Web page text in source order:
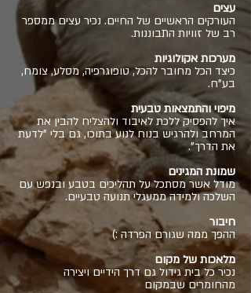
עצים
העורקים הראשיים של החיים. נכיר עצים ממספר
רב של זוויות התבוננות.
מערכות אקולוגיות
כיצד הכל מחובר להכל, טופוגרפיה, מסלע, צומח,
בע"ח.
מיפוי והתמצאות טבעית
איך להפסיק ללכת לאיבוד ולהצליח להבין את
המרחב ולהרגיש בנוח לנוע בתוכו, גם בלי "לדעת
את הדרך".
שמונת המגינים
מודל אשר מסתכל על תהליכים בטבע ובנפש עם
השלכה ולמידה ממעגלי תנועה טבעיים.
חיבור
ההפך ממה שגורם הפרדה :)
מלאכות של מקום
נכיר כל בית גידול גם דרך הידיים ויצירה
מהחומרים שבמקום